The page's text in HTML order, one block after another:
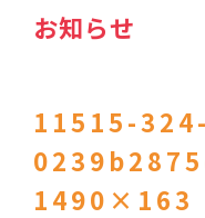
お知らせ
11515-324-
1490×163